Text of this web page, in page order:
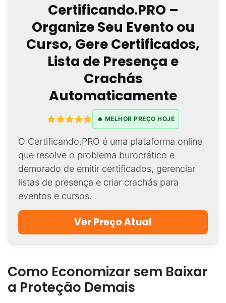
Certificando.PRO –
Organize Seu Evento ou
Curso, Gere Certificados,
Lista de Presença e
Crachás
Automaticamente
🔥 MELHOR PREÇO HOJE
O Certificando.PRO é uma plataforma online
que resolve o problema burocrático e
demorado de emitir certificados, gerenciar
listas de presença e criar crachás para
eventos e cursos.
Ver Preço Atual
Como Economizar sem Baixar
a Proteção Demais